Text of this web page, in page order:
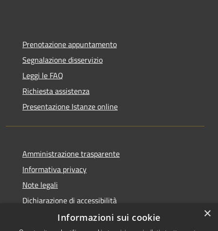
Prenotazione appuntamento
Segnalazione disservizio
Leggi le FAQ
Richiesta assistenza
Presentazione Istanze online
Amministrazione trasparente
Informativa privacy
Note legali
Dichiarazione di accessibilità
×
Informazioni sui cookie